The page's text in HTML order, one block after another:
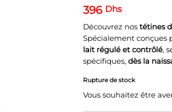
396 Dhs
Découvrez nos tétines
Spécialement conçues
lait régulé et contrôlé,
spécifiques, dès la
Rupture de stock
Vous souhaitez être